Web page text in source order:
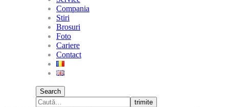
Compania
Stiri
Brosuri
Foto
Cariere
Contact
Search
trimite